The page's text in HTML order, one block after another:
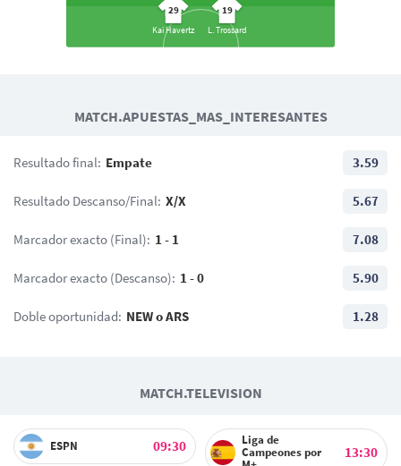
19
L. Trossard
29
Kai Havertz
Dan Burn
39
28 36
MATCH.APUESTAS_MAS_INTERESANTES
Resultado final: Empate 3.59
Resultado Descanso/Final: X/X 5.67
Marcador exacto (Final): 1 - 1 7.08
Marcador exacto (Descanso): 1 - 0 5.90
Doble oportunidad: NEW o ARS 1.28
MATCH.TELEVISION
ESPN 09:30
Liga de
Campeones por
13:30